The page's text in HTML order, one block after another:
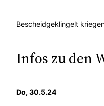
Bescheidgeklingelt
Infos zu den
Do, 30.5.24